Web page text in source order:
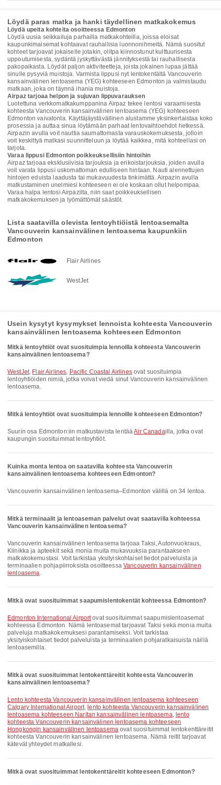
Löydä paras matka ja hanki täydellinen matkakokemus
Löydä upeita kohteita osoitteessa Edmonton
Löydä uusia seikkailuja parhailla matkakohteilla, joissa eloisat
kaupunkimaisemat kohtaavat rauhallisia luonnonihmeitä. Nämä suositut
kohteet tarjoavat jokaiselle jotakin, olitpa kiinnostunut kulttuurisesta
uppoutumisesta, sydäntä jyskyttävästä jännityksestä tai rauhallisesta
pakopaikasta. Löydät paljon aktiviteetteja, joista jokainen lupaa jättää
sinulle pysyviä muistoja. Varmista lippusi nyt lentokentältä Vancouverin
kansainvälinen lentoasema (YEG) kohteeseen Edmonton ja valmistaudu
matkaan, joka on täynnä ihania muistoja.
Airpaz tarjoaa helpon ja sujuvan lippuvarauksen
Luotettuna verkkomatkakumppanina Airpaz tekee lentosi varaamisesta
kohteesta Vancouverin kansainvälinen lentoasema (YEG) kohteeseen
Edmonton vaivatonta. Käyttäjäystävällinen alustamme yksinkertaistaa koko
prosessia ja auttaa sinua löytämään parhaat lentovaihtoehdot hetkessä.
Airpazin avulla voit nauttia saumattomasta varauskokemuksesta, jolloin
voit keskittyä matkasi suunnitteluun ja löytää kaikkea, mitä kohteellasi on
tarjota.
Varaa lippusi Edmonton poikkeuksellisiin hintoihin
Airpaz tarjoaa eksklusiivisia tarjouksia ja erikoistarjouksia, joiden avulla
voit varata lippusi uskomattoman edulliseen hintaan. Nauti alennettujen
hintojen eduista laadusta tai mukavuudesta tinkimättä. Airpazin avulla
matkustaminen unelmiesi kohteeseen ei ole koskaan ollut helpompaa.
Varaa halpa lentosi Airpazilta, niin saat poikkeuksellisen
matkakokemuksen ja lyömättömät säästöt.
Lista saatavilla olevista lentoyhtiöistä lentoasemalta
Vancouverin kansainvälinen lentoasema kaupunkiin
Edmonton
Flair Airlines
WestJet
Usein kysytyt kysymykset lennoista kohteesta Vancouverin
kansainvälinen lentoasema kohteeseen Edmonton
Mitkä lentoyhtiöt ovat suosituimpia lennoilla kohteesta Vancouverin
kansainvälinen lentoasema?
WestJet, Flair Airlines, Pacific Coastal Airlinesovat suosituimpia
lentoyhtiöiden nimiä, jotka voivat viedä sinut Vancouverin kansainvälinen
lentoasema.
Mitkä lentoyhtiöt ovat suosituimpia lennoille kohteeseen Edmonton?
Suurin osa Edmonton:iin matkustavista lentääAir Canadailla, jotka ovat
kaupungin suosituimmat lentoyhtiöt.
Kuinka monta lentoa on saatavilla kohteesta Vancouverin
kansainvälinen lentoasema kohteeseen Edmonton?
Vancouverin kansainvälinen lentoasema–Edmonton välillä on 34 lentoa.
Mitkä terminaalit ja lentoaseman palvelut ovat saatavilla kohteessa
Vancouverin kansainvälinen lentoasema?
Vancouverin kansainvälinen lentoasema tarjoaa Taksi, Autonvuokraus,
Klinikka ja apteekit sekä monia muita mukavuuksia parantaakseen
matkakokemustasi. Voit tarkistaa yksityiskohtaiset tiedot palveluista ja
terminaalien pohjapiirroksista osoitteessaVancouverin kansainvälinen
lentoasema.
Mitkä ovat suosituimmat saapumislentokentät kohteessa Edmonton?
Edmonton International Airportovat suosituimmat saapumislentoasemat
kohteessa Edmonton. Nämä lentoasemat tarjoavat Taksi sekä monia muita
palveluja matkakokemuksesi parantamiseksi. Voit tarkistaa
yksityiskohtaiset tiedot palveluista ja terminaalien pohjaratkaisuista näillä
lentoasemilla.
Mitkä ovat suosituimmat lentokenttäreitit kohteesta Vancouverin
kansainvälinen lentoasema?
lento kohteesta Vancouverin kansainvälinen lentoasema kohteeseen
Calgary International Airport, lento kohteesta Vancouverin kansainvälinen
lentoasema kohteeseen Naritan kansainvälinen lentoasema, lento
kohteesta Vancouverin kansainvälinen lentoasema kohteeseen
Hongkongin kansainvälinen lentoasema ovat suosituimmat lentokenttäreitit
kohteesta Vancouverin kansainvälinen lentoasema. Nämä reitit tarjoavat
kätevät yhteydet matkallesi.
Mitkä ovat suosituimmat lentokenttäreitit kohteeseen Edmonton?